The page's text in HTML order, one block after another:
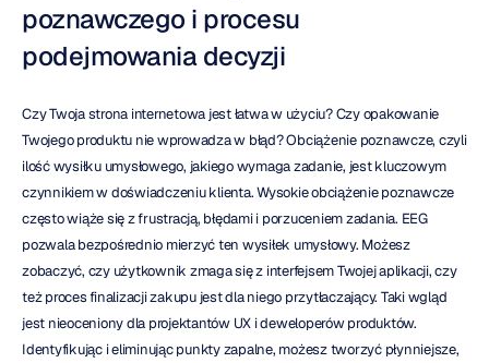
poznawczego i procesu
podejmowania decyzji
Czy Twoja strona internetowa jest łatwa w użyciu? Czy opakowanie
Twojego produktu nie wprowadza w błąd? Obciążenie poznawcze, czyli
ilość wysiłku umysłowego, jakiego wymaga zadanie, jest kluczowym
czynnikiem w doświadczeniu klienta. Wysokie obciążenie poznawcze
często wiąże się z frustracją, błędami i porzuceniem zadania. EEG
pozwala bezpośrednio mierzyć ten wysiłek umysłowy. Możesz
zobaczyć, czy użytkownik zmaga się z interfejsem Twojej aplikacji, czy
też proces finalizacji zakupu jest dla niego przytłaczający. Taki wgląd
jest nieoceniony dla projektantów UX i deweloperów produktów.
Identyfikując i eliminując punkty zapalne, możesz tworzyć płynniejsze,